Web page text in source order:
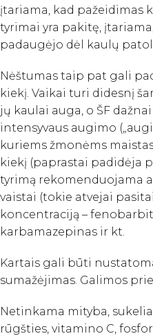
įtariama, kad pažeidimas
tyrimai yra pakitę,
padaugėjo dėl kaulų
Nėštumas taip pat gali
kiekį. Vaikai turi didesnį
jų kaulai auga, o ŠF
intensyvaus augimo
kuriems žmonėms
kiekį (paprastai padidėja
tyrimą rekomenduojama
vaistai (tokie atvejai
koncentraciją –
karbamazepinas ir kt.
Kartais gali būti
sumažėjimas. Galimos
Netinkama mityba,
rūgšties, vitamino C,